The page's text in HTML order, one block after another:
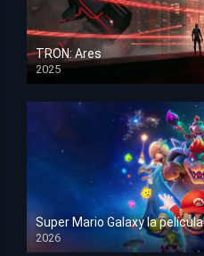
TRON: Ares
2025
HD 1080p
Super Mario Galaxy la película
2026
HD 1080p